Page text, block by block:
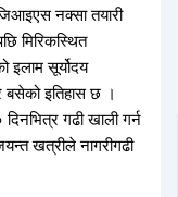
नक्सा तयारी
मिरिकस्थित
इलाम सूर्योदय
बसेको इतिहास छ ।
गढी खाली गर्न
खत्रीले नागरीगढी